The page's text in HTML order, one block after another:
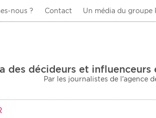
nous ? Contact Un média du groupe
des décideurs et influenceurs
Par les journalistes de l'agence